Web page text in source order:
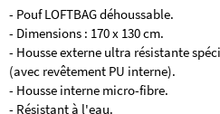
- Pouf LOFTBAG déhoussable.
- Dimensions : 170 x 130 cm.
- Housse externe ultra résistante
(avec revêtement PU interne).
- Housse interne micro-fibre.
- Résistant à l'eau.